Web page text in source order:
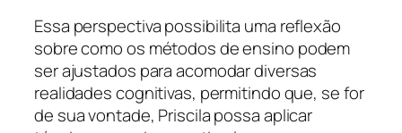
Essa perspectiva possibilita uma reflexão
sobre como os métodos de ensino podem
ser ajustados para acomodar diversas
realidades cognitivas, permitindo que, se for
de sua vontade, Priscila possa aplicar